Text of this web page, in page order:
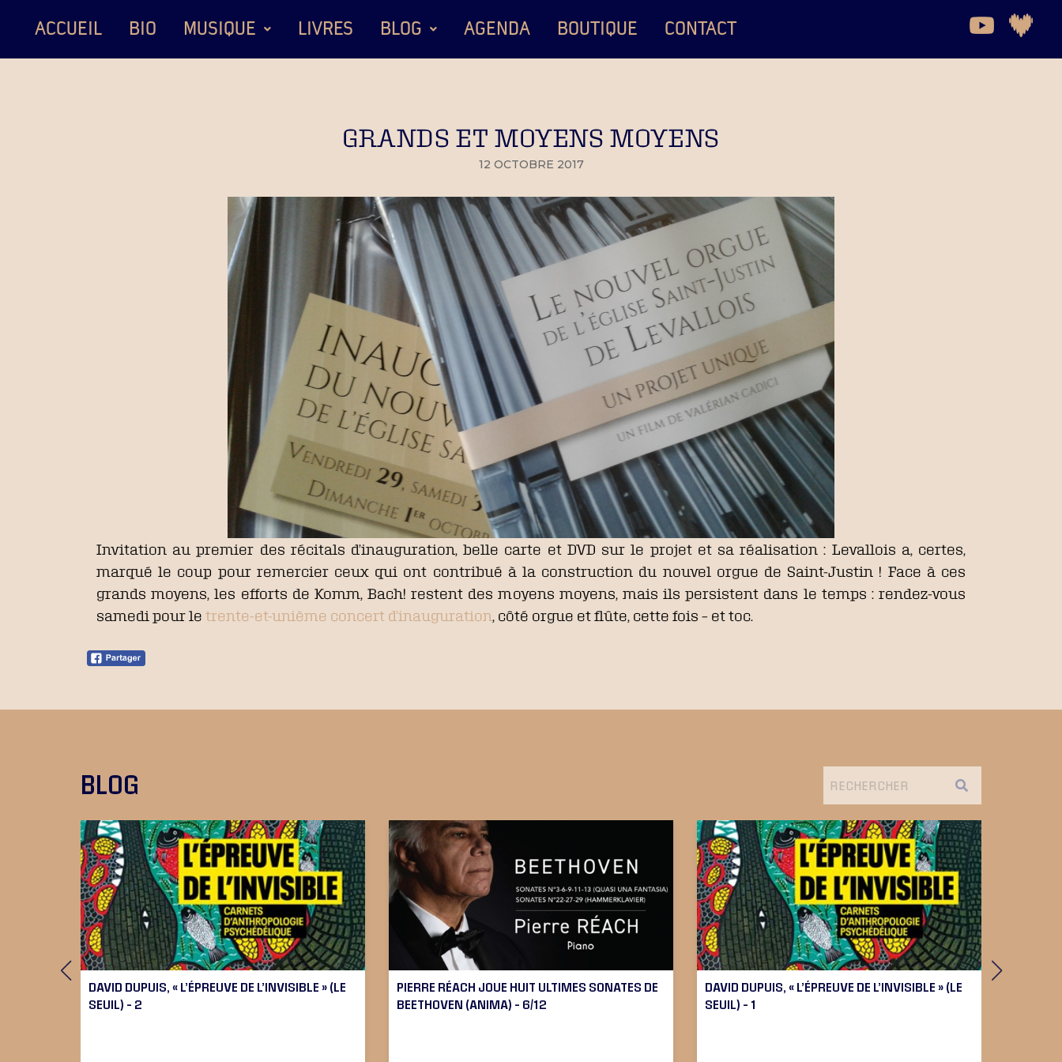
ACCUEIL BIO MUSIQUE LIVRES BLOG AGENDA BOUTIQUE CONTACT
GRANDS ET MOYENS MOYENS
12 OCTOBRE 2017
Invitation au premier des récitals d’inauguration, belle carte et DVD sur le projet et sa réalisation : Levallois a, certes,
marqué le coup pour remercier ceux qui ont contribué à la construction du nouvel orgue de Saint-Justin ! Face à ces
grands moyens, les efforts de Komm, Bach! restent des moyens moyens, mais ils persistent dans le temps : rendez-vous
samedi pour le trente-et-unième concert d’inauguration, côté orgue et flûte, cette fois – et toc.
BLOG
DAVID DUPUIS, « L’ÉPREUVE DE L’INVISIBLE » (LE
SEUIL) – 2
PIERRE RÉACH JOUE HUIT ULTIMES SONATES DE
BEETHOVEN (ANIMA) – 6/12
DAVID DUPUIS, « L’ÉPREUVE DE L’INVISIBLE » (LE
SEUIL) – 1